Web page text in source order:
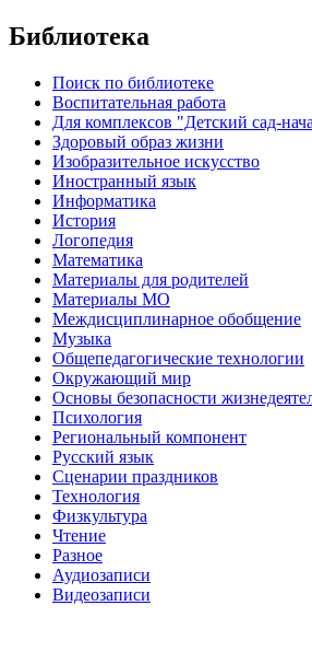
Библиотека
Поиск по библиотеке
Воспитательная работа
Для комплексов "Детский сад-
Здоровый образ жизни
Изобразительное искусство
Иностранный язык
Информатика
История
Логопедия
Математика
Материалы для родителей
Материалы МО
Междисциплинарное обобщение
Музыка
Общепедагогические технологии
Окружающий мир
Основы безопасности
Психология
Региональный компонент
Русский язык
Сценарии праздников
Технология
Физкультура
Чтение
Разное
Аудиозаписи
Видеозаписи